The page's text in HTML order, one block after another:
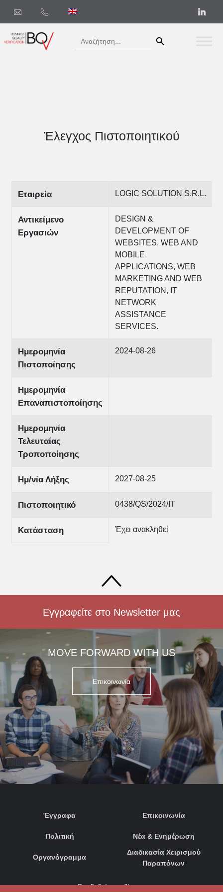
Search
for:
Έλεγχος Πιστοποιητικού
Εταιρεία LOGIC SOLUTION S.R.L.
Αντικείμενο
Εργασιών
DESIGN &
DEVELOPMENT OF
WEBSITES, WEB AND
MOBILE
APPLICATIONS, WEB
MARKETING AND WEB
REPUTATION, IT
NETWORK
ASSISTANCE
SERVICES.
Ημερομηνία
Πιστοποίησης
2024-08-26
Ημερομηνία
Επαναπιστοποίησης
Ημερομηνία
Τελευταίας
Τροποποίησης
Ημ/νία Λήξης 2027-08-25
Πιστοποιητικό 0438/QS/2024/IT
Κατάσταση Έχει ανακληθεί
Εγγραφείτε στο Newsletter μας
MOVE FORWARD WITH US
Επικοινωνία
Έγγραφα
Πολιτική
Οργανόγραμμα
Επικοινωνία
Νέα & Ενημέρωση
Διαδικασία Χειρισμού
Παραπόνων
Συνδεθείτε μαζί μας: